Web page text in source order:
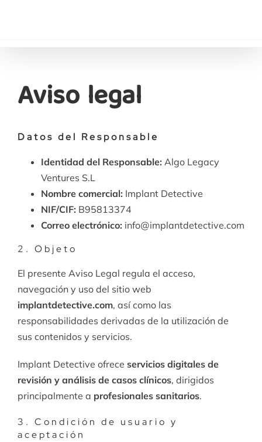
Aviso legal
Datos del Responsable
Identidad del Responsable: Algo Legacy
Ventures S.L
Nombre comercial: Implant Detective
NIF/CIF: B95813374
Correo electrónico: info@implantdetective.com
2. Objeto
El presente Aviso Legal regula el acceso,
navegación y uso del sitio web
implantdetective.com, así como las
responsabilidades derivadas de la utilización de
sus contenidos y servicios.
Implant Detective ofrece servicios digitales de
revisión y análisis de casos clínicos, dirigidos
principalmente a profesionales sanitarios.
3. Condición de usuario y
aceptación